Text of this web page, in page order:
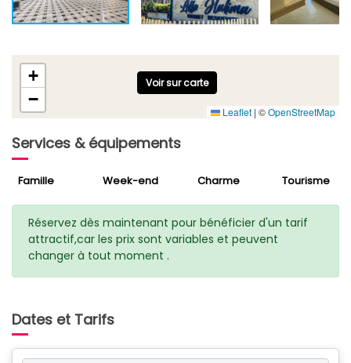
+
−
Leaflet | ©OpenStreetMap
Voir sur carte
Services & équipements
Famille Week-end Charme Tourisme
Réservez dès maintenant pour bénéficier d'un tarif
attractif,car les prix sont variables et peuvent
changer à tout moment .
Dates et Tarifs